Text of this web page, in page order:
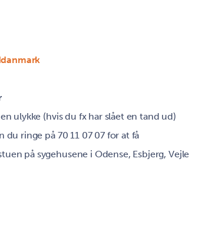
ulykke (hvis du fx har slået en tand ud)
ringe på 70 11 07 07 for at få
på sygehusene i Odense, Esbjerg, Vejle